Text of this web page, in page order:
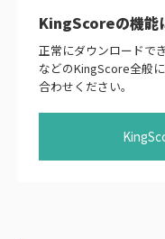
KingScoreの機能
正常にダウンロードで
などのKingScore全般
合わせください。